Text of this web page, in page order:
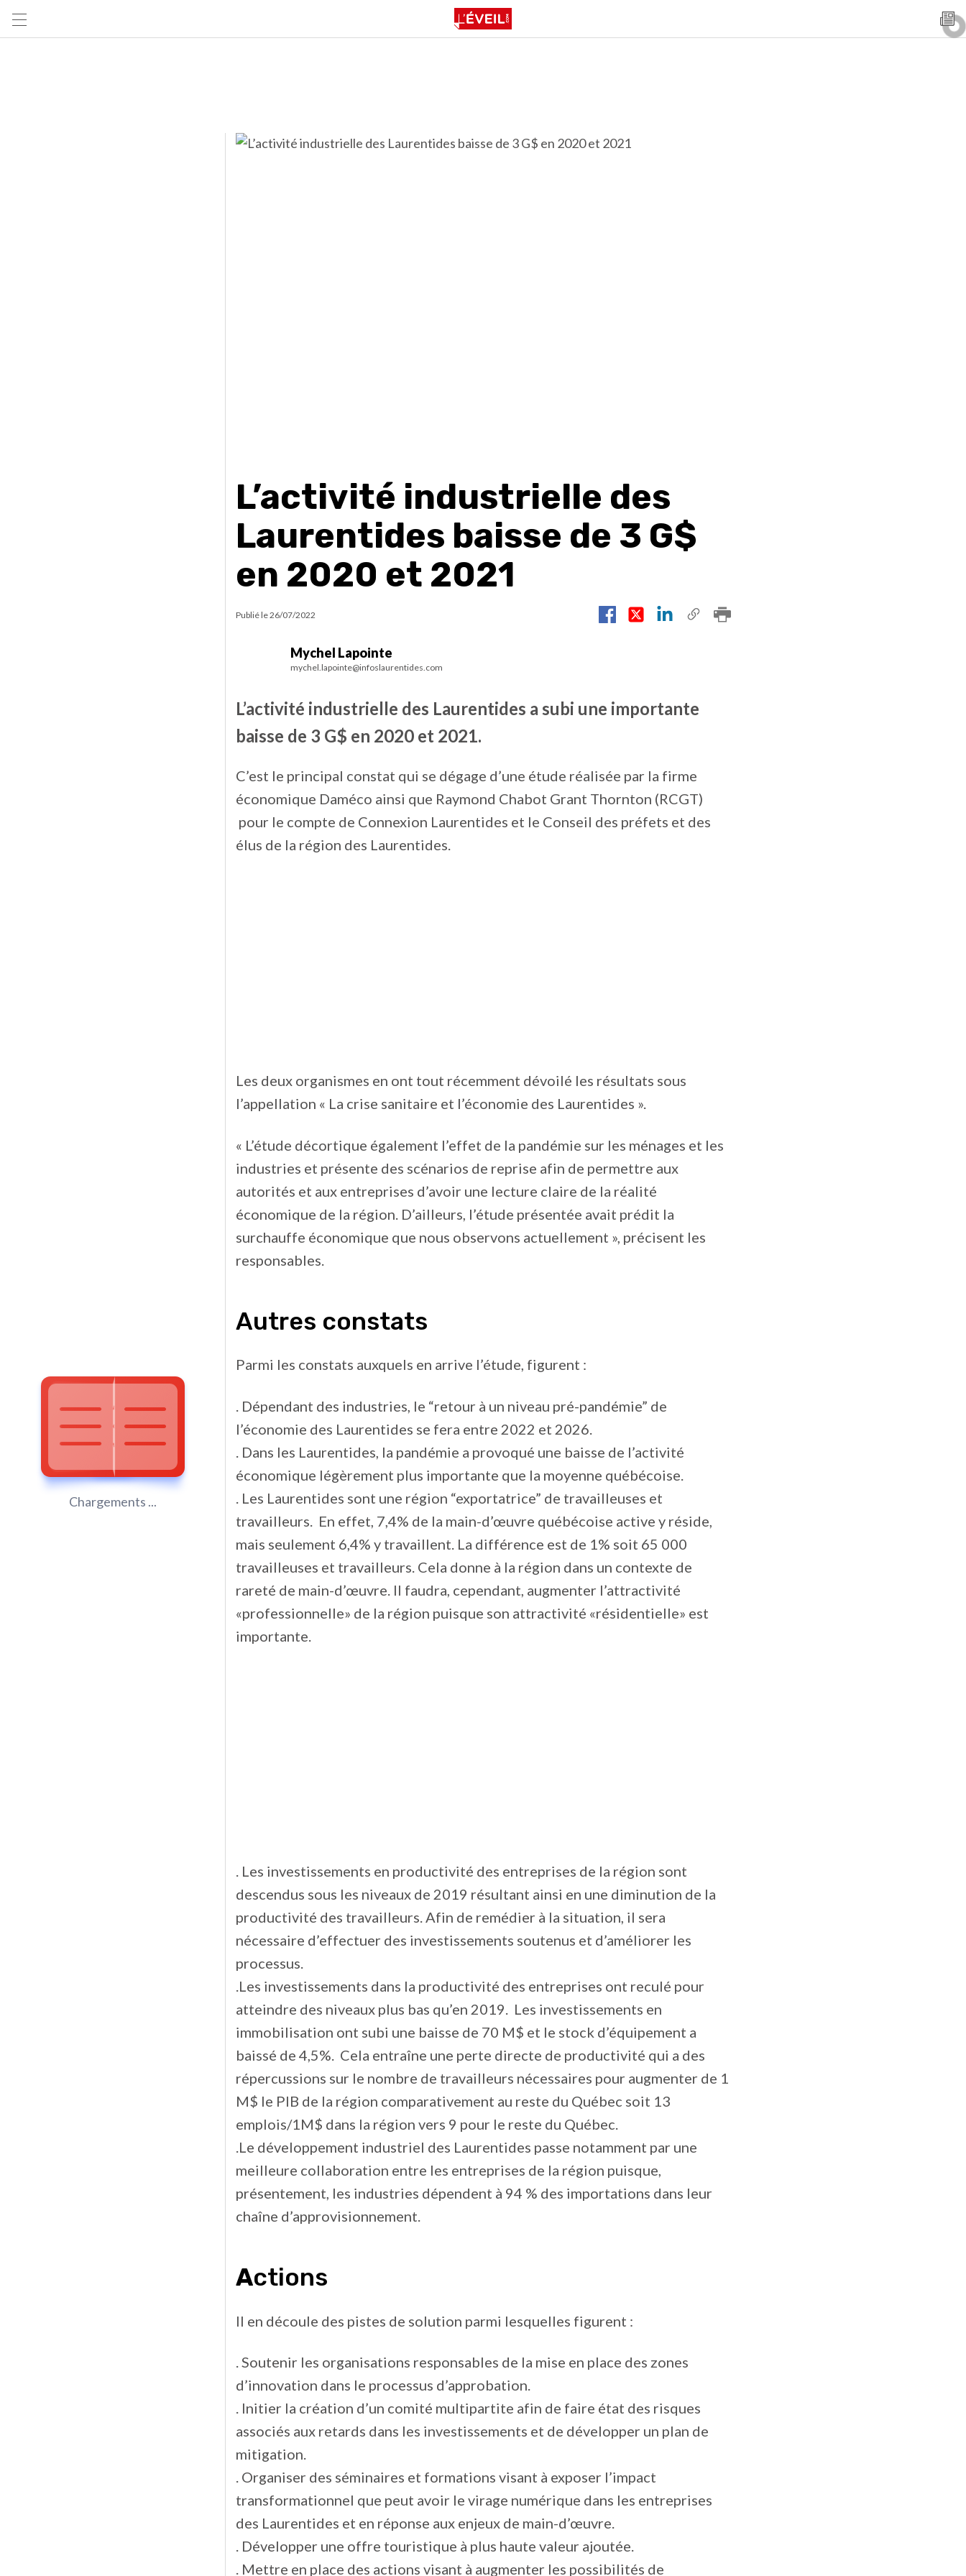
Chargements ...
L’activité industrielle des
Laurentides baisse de 3 G$
en 2020 et 2021
Publié le26/07/2022
Mychel Lapointe
mychel.lapointe@infoslaurentides.com
L’activité industrielle des Laurentides a subi une importante
baisse de 3 G$ en 2020 et 2021.
C’est le principal constat qui se dégage d’une étude réalisée par la firme
économique Daméco ainsi que Raymond Chabot Grant Thornton (RCGT)
pour le compte de Connexion Laurentides et le Conseil des préfets et des
élus de la région des Laurentides.
Les deux organismes en ont tout récemment dévoilé les résultats sous
l’appellation « La crise sanitaire et l’économie des Laurentides ».
« L’étude décortique également l’effet de la pandémie sur les ménages et les
industries et présente des scénarios de reprise afin de permettre aux
autorités et aux entreprises d’avoir une lecture claire de la réalité
économique de la région. D’ailleurs, l’étude présentée avait prédit la
surchauffe économique que nous observons actuellement », précisent les
responsables.
Autres constats
Parmi les constats auxquels en arrive l’étude, figurent :
. Dépendant des industries, le “retour à un niveau pré-pandémie” de
l’économie des Laurentides se fera entre 2022 et 2026.
. Dans les Laurentides, la pandémie a provoqué une baisse de l’activité
économique légèrement plus importante que la moyenne québécoise.
. Les Laurentides sont une région “exportatrice” de travailleuses et
travailleurs. En effet, 7,4% de la main-d’œuvre québécoise active y réside,
mais seulement 6,4% y travaillent. La différence est de 1% soit 65 000
travailleuses et travailleurs. Cela donne à la région dans un contexte de
rareté de main-d’œuvre. Il faudra, cependant, augmenter l’attractivité
«professionnelle» de la région puisque son attractivité «résidentielle» est
importante.
. Les investissements en productivité des entreprises de la région sont
descendus sous les niveaux de 2019 résultant ainsi en une diminution de la
productivité des travailleurs. Afin de remédier à la situation, il sera
nécessaire d’effectuer des investissements soutenus et d’améliorer les
processus.
.Les investissements dans la productivité des entreprises ont reculé pour
atteindre des niveaux plus bas qu’en 2019. Les investissements en
immobilisation ont subi une baisse de 70 M$ et le stock d’équipement a
baissé de 4,5%. Cela entraîne une perte directe de productivité qui a des
répercussions sur le nombre de travailleurs nécessaires pour augmenter de 1
M$ le PIB de la région comparativement au reste du Québec soit 13
emplois/1M$ dans la région vers 9 pour le reste du Québec.
.Le développement industriel des Laurentides passe notamment par une
meilleure collaboration entre les entreprises de la région puisque,
présentement, les industries dépendent à 94 % des importations dans leur
chaîne d’approvisionnement.
Actions
Il en découle des pistes de solution parmi lesquelles figurent :
. Soutenir les organisations responsables de la mise en place des zones
d’innovation dans le processus d’approbation.
. Initier la création d’un comité multipartite afin de faire état des risques
associés aux retards dans les investissements et de développer un plan de
mitigation.
. Organiser des séminaires et formations visant à exposer l’impact
transformationnel que peut avoir le virage numérique dans les entreprises
des Laurentides et en réponse aux enjeux de main-d’œuvre.
. Développer une offre touristique à plus haute valeur ajoutée.
. Mettre en place des actions visant à augmenter les possibilités de